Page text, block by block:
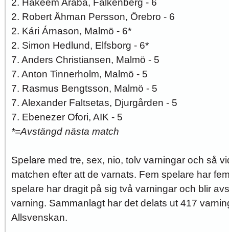
2. Robert Åhman Persson, Örebro - 6
2. Kári Árnason, Malmö - 6*
2. Simon Hedlund, Elfsborg - 6*
7. Anders Christiansen, Malmö - 5
7. Anton Tinnerholm, Malmö - 5
7. Rasmus Bengtsson, Malmö - 5
7. Alexander Faltsetas, Djurgården - 5
7. Ebenezer Ofori, AIK - 5
*=Avstängd nästa match
Spelare med tre, sex, nio, tolv varningar och så
matchen efter att de varnats. Fem spelare har
spelare har dragit på sig två varningar och blir
varning. Sammanlagt har det delats ut 417
Allsvenskan.